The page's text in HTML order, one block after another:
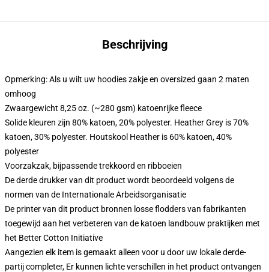
Beschrijving
Opmerking: Als u wilt uw hoodies zakje en oversized gaan 2 maten
omhoog
Zwaargewicht 8,25 oz. (~280 gsm) katoenrijke fleece
Solide kleuren zijn 80% katoen, 20% polyester. Heather Grey is 70%
katoen, 30% polyester. Houtskool Heather is 60% katoen, 40%
polyester
Voorzakzak, bijpassende trekkoord en ribboeien
De derde drukker van dit product wordt beoordeeld volgens de
normen van de Internationale Arbeidsorganisatie
De printer van dit product bronnen losse flodders van fabrikanten
toegewijd aan het verbeteren van de katoen landbouw praktijken met
het Better Cotton Initiative
Aangezien elk item is gemaakt alleen voor u door uw lokale derde-
partij completer, Er kunnen lichte verschillen in het product ontvangen